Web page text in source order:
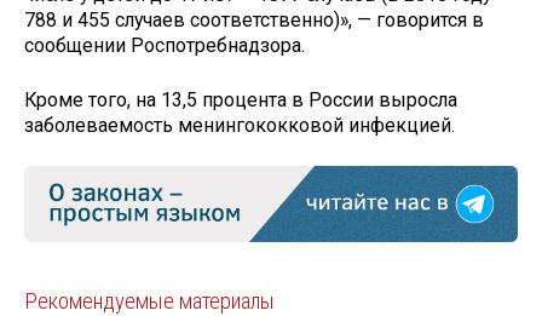
788 и 455 случаев соответственно)», — говорится в
сообщении Роспотребнадзора.
Кроме того, на 13,5 процента в России выросла
заболеваемость менингококковой инфекцией.
Рекомендуемые материалы